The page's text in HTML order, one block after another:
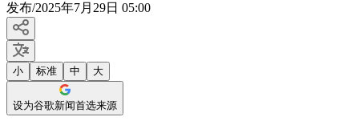
发布/2025年7月29日 05:00
小 标准 中 大
设为谷歌新闻首选来源